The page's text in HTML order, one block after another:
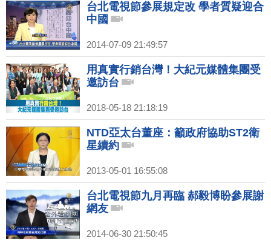
台北電視節參展規定改 學者質疑迎合
中國
2014-07-09 21:49:57
用真實行銷台灣！大紀元媒體集團受
邀訪台
2018-05-18 21:18:19
NTD亞太台董座：籲政府協助ST2衛
星續約
2013-05-01 16:55:08
台北電視節九月再臨 郝毅博盼參展謝
網友
2014-06-30 21:50:45